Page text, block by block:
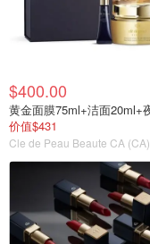
$400.00
价值$431
Cle de Peau Beaute CA (CA)